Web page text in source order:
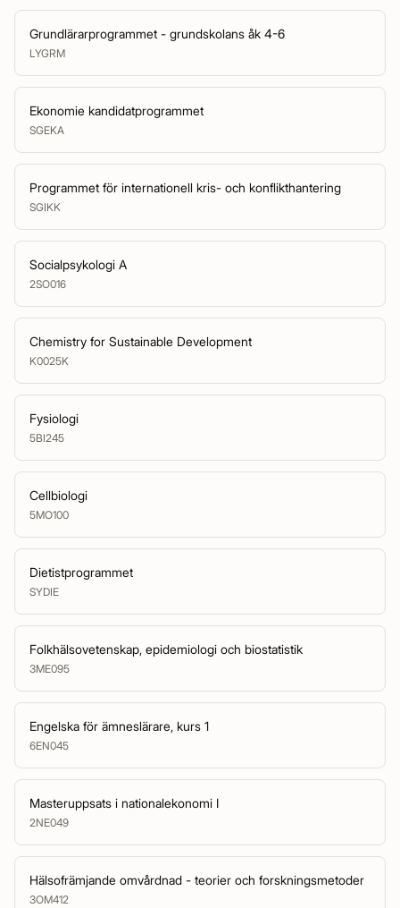
Grundlärarprogrammet - grundskolans åk 4-6
LYGRM
Ekonomie kandidatprogrammet
SGEKA
Programmet för internationell kris- och konflikthantering
SGIKK
Socialpsykologi A
2SO016
Chemistry for Sustainable Development
K0025K
Fysiologi
5BI245
Cellbiologi
5MO100
Dietistprogrammet
SYDIE
Folkhälsovetenskap, epidemiologi och biostatistik
3ME095
Engelska för ämneslärare, kurs 1
6EN045
Masteruppsats i nationalekonomi I
2NE049
Hälsofrämjande omvårdnad - teorier och forskningsmetoder
3OM412